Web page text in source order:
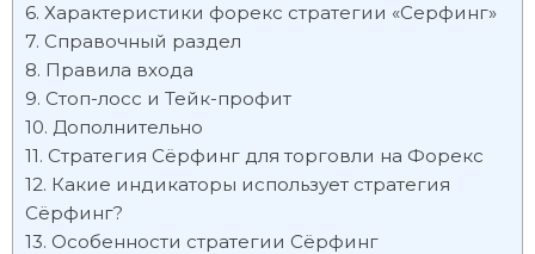
Характеристики форекс стратегии «Серфинг»
Справочный раздел
Правила входа
Стоп-лосс и Тейк-профит
Дополнительно
Стратегия Сёрфинг для торговли на Форекс
Какие индикаторы использует стратегия
Сёрфинг?
Особенности стратегии Сёрфинг